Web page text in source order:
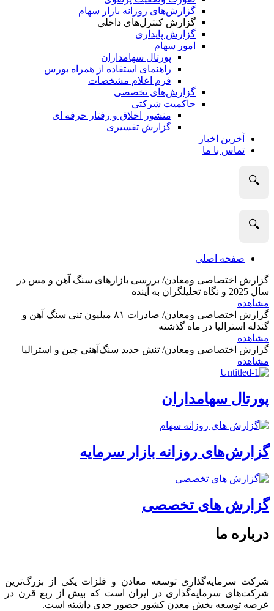
گزارش‌های روزانه بازار سهام
گزارش کنترل‌های داخلی
گزارش پایداری
امور سهام
پورتال سهامداران
راهنمای استفاده از همراه بورس
فرم اعلام مشخصات
گزارش‌های تخصصی
حاکمیت شرکتی
منشور اخلاق و رفتار حرفه­ ای
گزارش تفسیری
آخرین اخبار
تماس با ما
🔍
🔍
صفحه اصلی
گزارش اختصاصی ومعادن/ بررسی بازارهای سنگ آهن و مس در
سال 2025 و نگاه تحلیلگران به آینده
مشاهده
گزارش اختصاصی ومعادن/ صادرات ۸۱ میلیون تنی سنگ آهن و
گندله استرالیا در ماه گذشته
مشاهده
گزارش اختصاصی ومعادن/ تنش جدید سنگ‌آهنی چین و استرالیا
مشاهده
پورتال سهامداران
گزارش‌های روزانه بازار سرمایه
گزارش های تخصصی
درباره ما
شرکت سرمایه‌گذاری توسعه معادن و فلزات یکی از بزرگ‌ترین
شرکت‌های سرمایه‌گذاری در ایران است که بیش از ربع قرن در
عرصه توسعه بخش معدن کشور حضور جدی داشته است.